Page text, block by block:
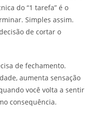
do “1 tarefa” é o
Simples assim.
de cortar o
de fechamento.
aumenta sensação
você volta a sentir
consequência.